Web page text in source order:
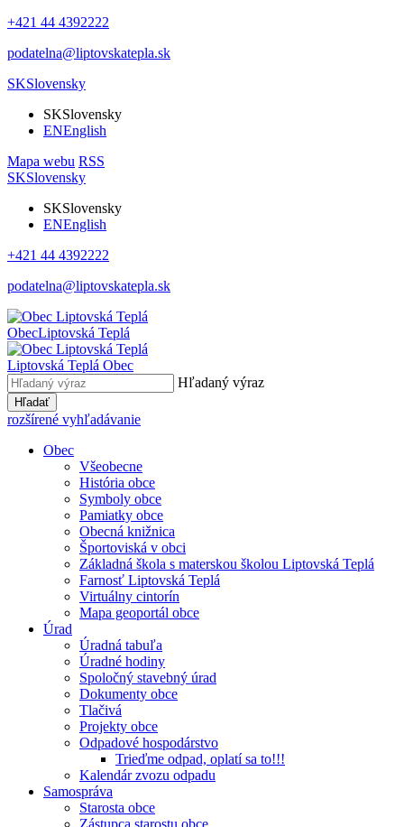
+421 44 4392222
podatelna@liptovskatepla.sk
SKSlovensky
SKSlovensky
ENEnglish
Mapa webu RSS
SKSlovensky
SKSlovensky
ENEnglish
+421 44 4392222
podatelna@liptovskatepla.sk
ObecLiptovská Teplá
Liptovská Teplá Obec
Hľadaný výraz
Hľadať
rozšírené vyhľadávanie
Obec
Všeobecne
História obce
Symboly obce
Pamiatky obce
Obecná knižnica
Športoviská v obci
Základná škola s materskou školou Liptovská Teplá
Farnosť Liptovská Teplá
Virtuálny cintorín
Mapa geoportál obce
Úrad
Úradná tabuľa
Úradné hodiny
Spoločný stavebný úrad
Dokumenty obce
Tlačivá
Projekty obce
Odpadové hospodárstvo
Trieďme odpad, oplatí sa to!!!
Kalendár zvozu odpadu
Samospráva
Starosta obce
Zástupca starostu obce